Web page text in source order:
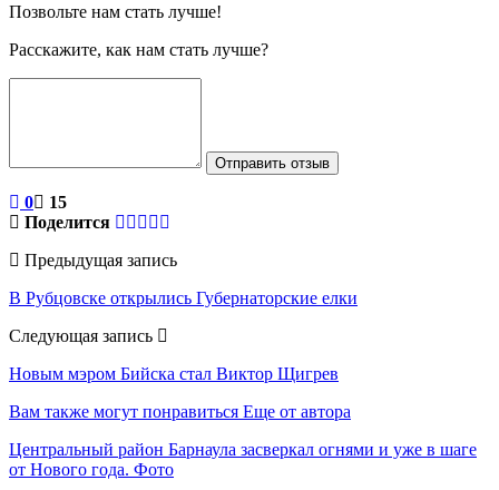
Позвольте нам стать лучше!
Расскажите, как нам стать лучше?
Отправить отзыв
0
15
Поделится
Предыдущая запись
В Рубцовске открылись Губернаторские елки
Следующая запись
Новым мэром Бийска стал Виктор Щигрев
Вам также могут понравиться Еще от автора
Центральный район Барнаула засверкал огнями и уже в шаге
от Нового года. Фото